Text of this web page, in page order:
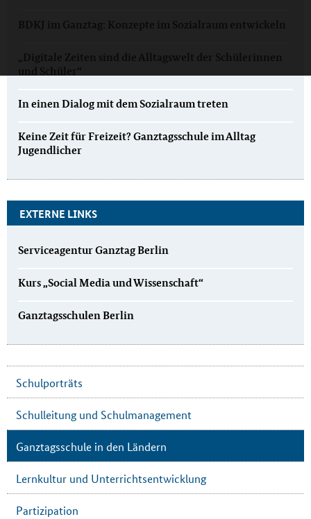
BDKJ im Ganztag: Konzepte im Sozialraum entwickeln
„Digitale Zeiten sind die Alltagswelt der Schülerinnen
und Schüler“
In einen Dialog mit dem Sozialraum treten
Keine Zeit für Freizeit? Ganztagsschule im Alltag
Jugendlicher
EXTERNE LINKS
Serviceagentur Ganztag Berlin
Kurs „Social Media und Wissenschaft“
Ganztagsschulen Berlin
Schulporträts
Schulleitung und Schulmanagement
Ganztagsschule in den Ländern
Lernkultur und Unterrichtsentwicklung
Partizipation